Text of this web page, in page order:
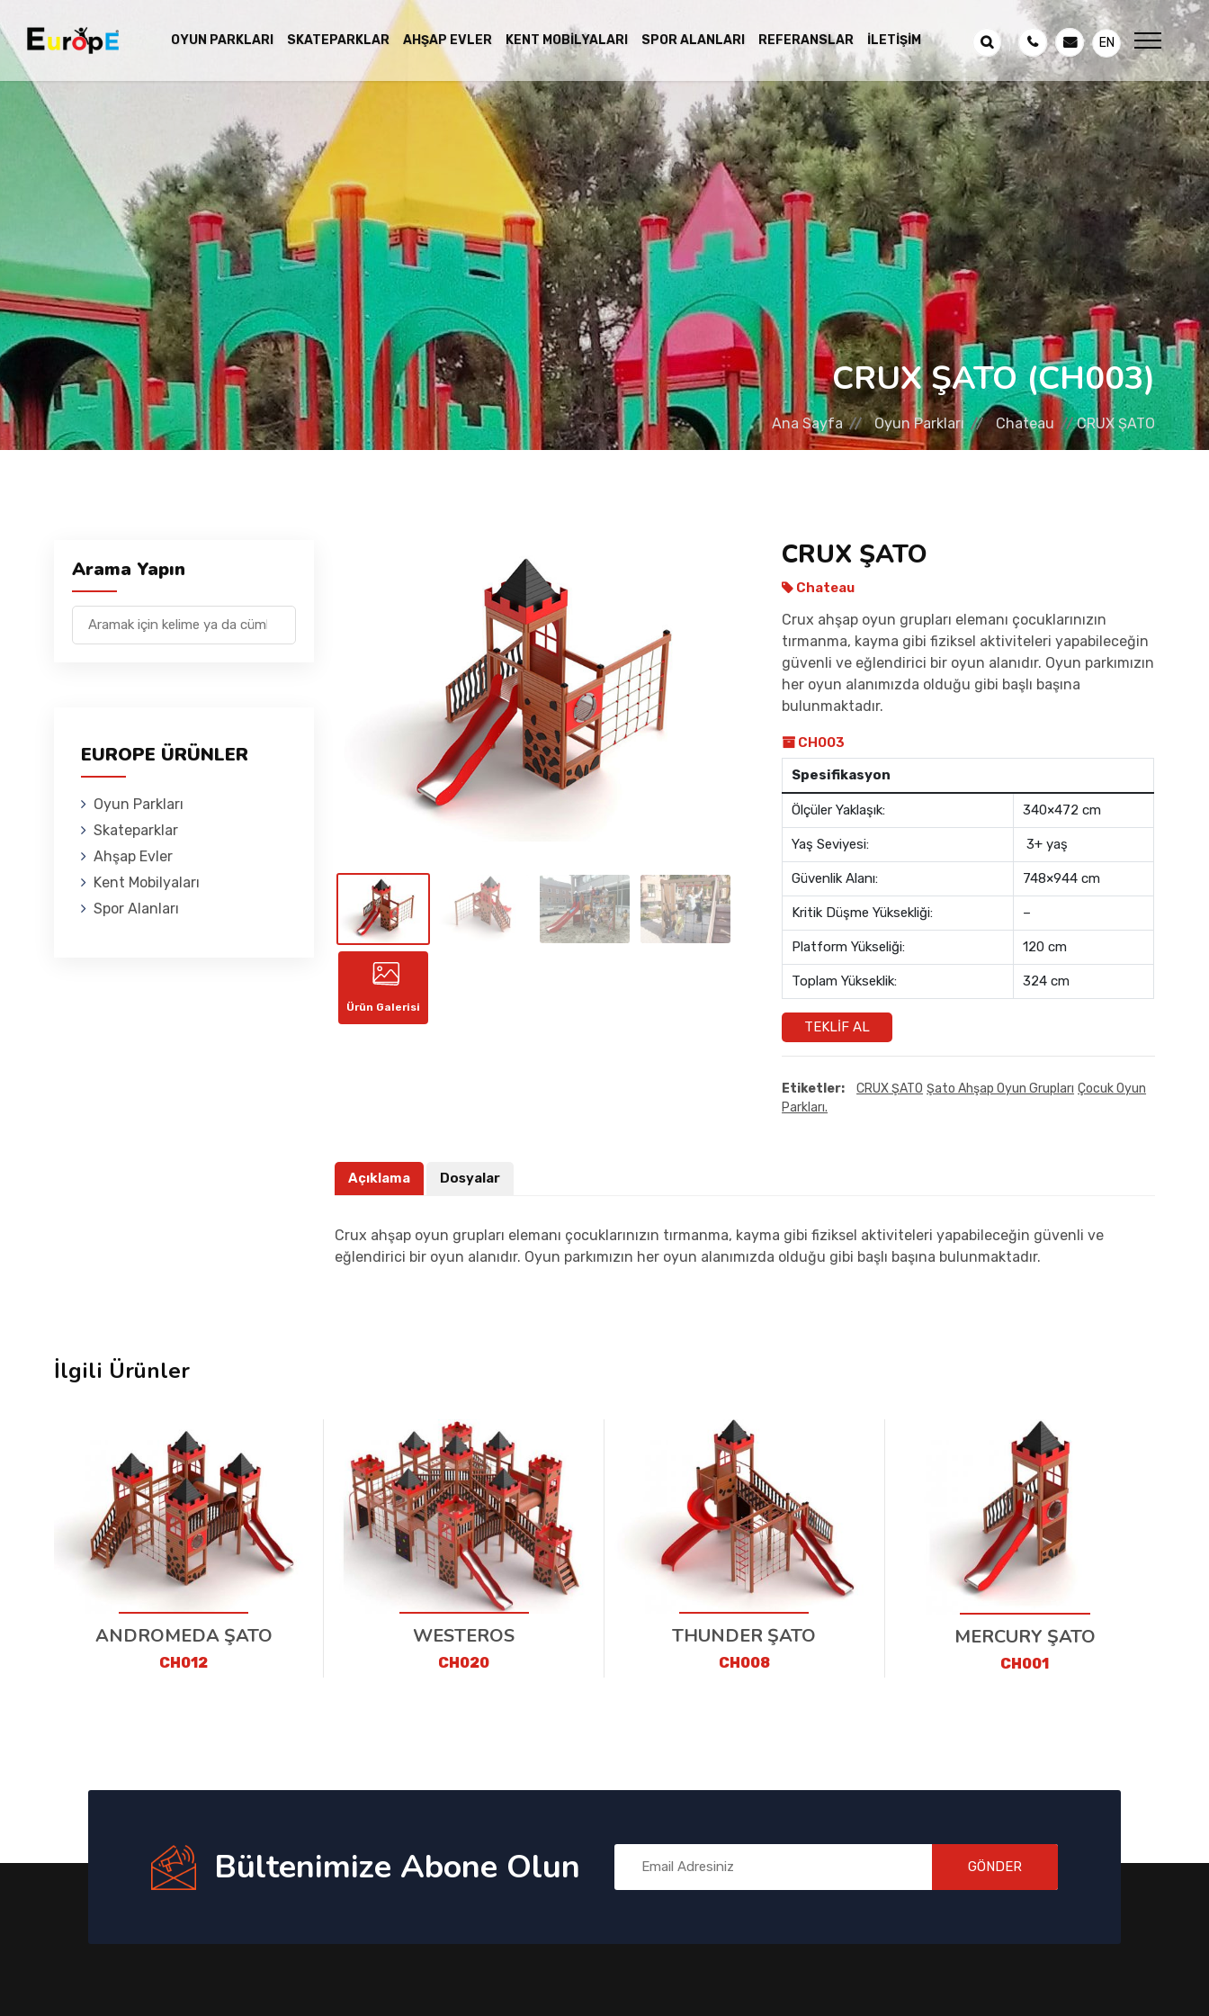
OYUN PARKLARI SKATEPARKLAR AHŞAP EVLER KENT MOBILYALARI SPOR ALANLARI REFERANSLAR İLETIŞIM EN
CRUX ŞATO (CH003)
Ana Sayfa Oyun Parkları Chateau CRUX ŞATO
Arama Yapın
EUROPE ÜRÜNLER
Oyun Parkları
Skateparklar
Ahşap Evler
Kent Mobilyaları
Spor Alanları
Ürün Galerisi
CRUX ŞATO
Chateau
Crux ahşap oyun grupları elemanı çocuklarınızın
tırmanma, kayma gibi fiziksel aktiviteleri yapabileceğin
güvenli ve eğlendirici bir oyun alanıdır. Oyun parkımızın
her oyun alanımızda olduğu gibi başlı başına
bulunmaktadır.
CH003
Spesifikasyon
Ölçüler Yaklaşık: 340×472 cm
Yaş Seviyesi: 3+ yaş
Güvenlik Alanı: 748×944 cm
Kritik Düşme Yüksekliği: –
Platform Yükseliği: 120 cm
Toplam Yükseklik: 324 cm
TEKLIF AL
Etiketler: CRUX ŞATO Şato Ahşap Oyun Grupları Çocuk Oyun
Parkları.
Açıklama Dosyalar
Crux ahşap oyun grupları elemanı çocuklarınızın tırmanma, kayma gibi fiziksel aktiviteleri yapabileceğin güvenli ve
eğlendirici bir oyun alanıdır. Oyun parkımızın her oyun alanımızda olduğu gibi başlı başına bulunmaktadır.
İlgili Ürünler
ANDROMEDA ŞATO
CH012
WESTEROS
CH020
THUNDER ŞATO
CH008
MERCURY ŞATO
CH001
Bültenimize Abone Olun GÖNDER